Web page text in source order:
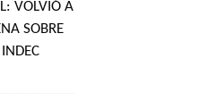
VOLVIÓ A
SOBRE